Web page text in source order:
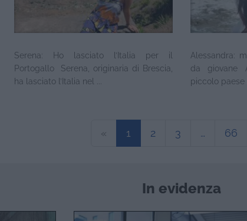
Serena: Ho lasciato l’Italia per il
Portogallo Serena, originaria di Brescia,
ha lasciato l’Italia nel ...
Alessandra:
da giovane
piccolo paese
« 1 2 3 … 66
In evidenza